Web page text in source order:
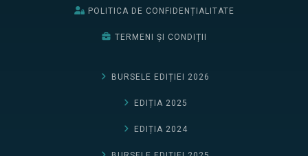
POLITICA DE CONFIDENȚIALITATE
TERMENI ȘI CONDIȚII
BURSELE EDIȚIEI 2026
EDIȚIA 2025
EDIȚIA 2024